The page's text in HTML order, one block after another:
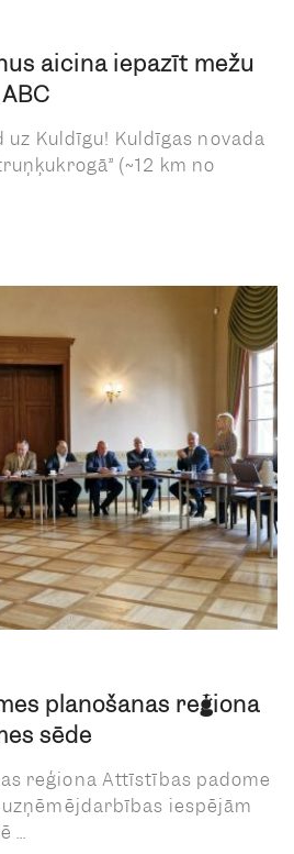
aicina iepazīt mežu
uz Kuldīgu! Kuldīgas novada
(~12 km no
plānošanas reģiona
sēde
reģiona Attīstības padome
iespējām
...